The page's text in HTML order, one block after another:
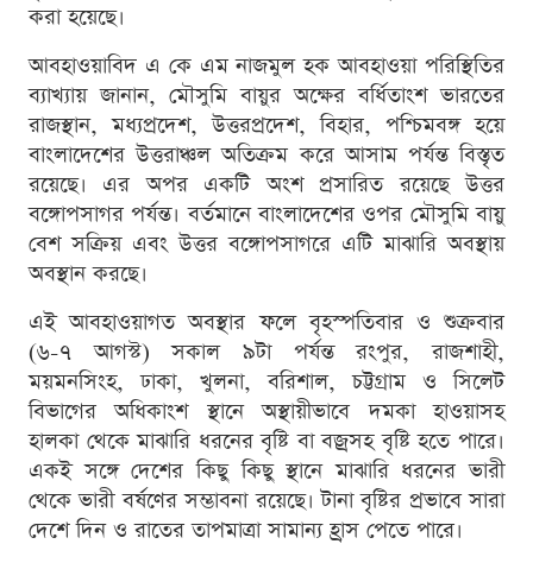
করা হয়েছে।
আবহাওয়াবিদ এ কে এম নাজমুল হক আবহাওয়া পরিস্থিতির
ব্যাখ্যায় জানান, মৌসুমি বায়ুর অক্ষের বর্ধিতাংশ ভারতের
রাজস্থান, মধ্যপ্রদেশ, উত্তরপ্রদেশ, বিহার, পশ্চিমবঙ্গ হয়ে
বাংলাদেশের উত্তরাঞ্চল অতিক্রম করে আসাম পর্যন্ত বিস্তৃত
রয়েছে। এর অপর একটি অংশ প্রসারিত রয়েছে উত্তর
বঙ্গোপসাগর পর্যন্ত। বর্তমানে বাংলাদেশের ওপর মৌসুমি বায়ু
বেশ সক্রিয় এবং উত্তর বঙ্গোপসাগরে এটি মাঝারি অবস্থায়
অবস্থান করছে।
এই আবহাওয়াগত অবস্থার ফলে বৃহস্পতিবার ও শুক্রবার
(৬-৭ আগস্ট) সকাল ৯টা পর্যন্ত রংপুর, রাজশাহী,
ময়মনসিংহ, ঢাকা, খুলনা, বরিশাল, চট্টগ্রাম ও সিলেট
বিভাগের অধিকাংশ স্থানে অস্থায়ীভাবে দমকা হাওয়াসহ
হালকা থেকে মাঝারি ধরনের বৃষ্টি বা বজ্রসহ বৃষ্টি হতে পারে।
একই সঙ্গে দেশের কিছু কিছু স্থানে মাঝারি ধরনের ভারী
থেকে ভারী বর্ষণের সম্ভাবনা রয়েছে। টানা বৃষ্টির প্রভাবে সারা
দেশে দিন ও রাতের তাপমাত্রা সামান্য হ্রাস পেতে পারে।